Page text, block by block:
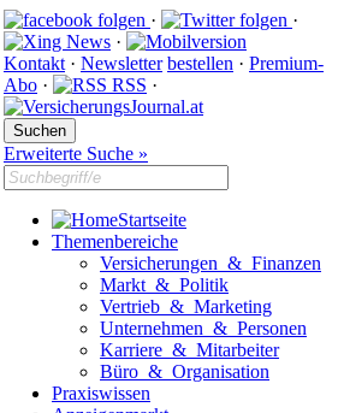
·
·
·
Kontakt · Newsletter bestellen · Premium-
Abo · RSS ·
Erweiterte Suche »
Startseite
Themenbereiche
Versicherungen & Finanzen
Markt & Politik
Vertrieb & Marketing
Unternehmen & Personen
Karriere & Mitarbeiter
Büro & Organisation
Praxiswissen